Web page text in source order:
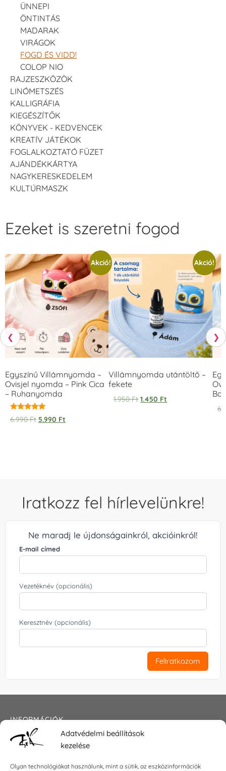
Adatvédelmi beállítások
kezelése
Olyan technológiákat használunk, mint a sütik, az eszközinformációk
ÜNNEPI
ÖNTINTÁS
MADARAK
VIRÁGOK
FOGD ÉS VIDD!
COLOP NIO
RAJZESZKÖZÖK
LINÓMETSZÉS
KALLIGRÁFIA
KIEGÉSZÍTŐK
KÖNYVEK - KEDVENCEK
KREATÍV JÁTÉKOK
FOGLALKOZTATÓ FÜZET
AJÁNDÉKKÁRTYA
NAGYKERESKEDELEM
KULTÚRMASZK
❮
Ezeket is szeretni fogod
Akció!
Egyszínű Villámnyomda –
Ovisjel nyomda – Pink Cica
– Ruhanyomda
Értékelés:
5.00
6.990Ft 5.990 Ft
Akció!
Villámnyomda utántöltő –
fekete
1.950Ft 1.450 Ft
❯
Iratkozz fel hírlevelünkre!
Ne maradj le újdonságainkról, akcióinkról!
E-mail címed
Vezetéknév (opcionális)
Keresztnév (opcionális)
Feliratkozom
INFORMÁCIÓK
Általános szerződési feltételek
Impresszum